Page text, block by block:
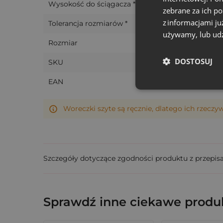
Dlaczego pokochają je Twoi
Kolor, który wyróżnia
- intensywna
Transparentna forma
- subtelnie
-
- nadruk z logo,
Wystarczy odrobina lawendy, by stworzyć
Wysokość do ściągacza *
Tolerancja rozmiarów *
Rozmiar
SKU
EAN
Woreczki szyte są ręcznie, dlatego ich
Szczegóły dotyczące zgodności produktu z
Sprawdź inne ciekawe
zebrane za ich
z informacjami
używamy, lub
DOSTOSUJ